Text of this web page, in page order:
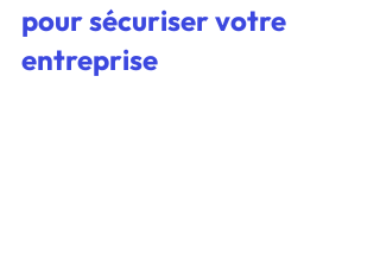
pour sécuriser votre
entreprise